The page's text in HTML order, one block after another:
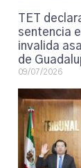
TET
sentencia
invalida
de
09/07/2026